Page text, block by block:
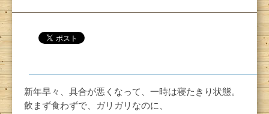
新年早々、具合が悪くなって、一時は寝たきり状態。
飲まず食わずで、ガリガリなのに、